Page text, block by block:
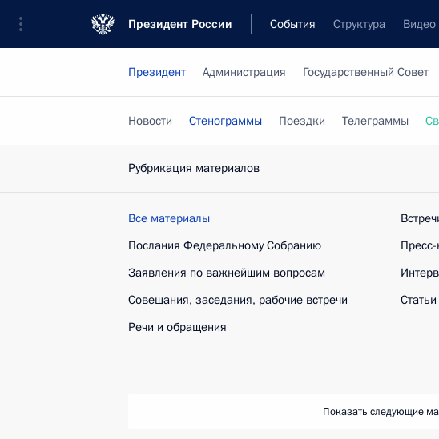
Президент России События Структура Видео
Президент Администрация Государственный Совет
Новости Стенограммы Поездки Телеграммы
Рубрикация материалов
Все материалы
Послания Федеральному Собранию
Заявления по важнейшим вопросам
Совещания, заседания, рабочие встречи
Речи и обращения
Статьи
Показать следующие